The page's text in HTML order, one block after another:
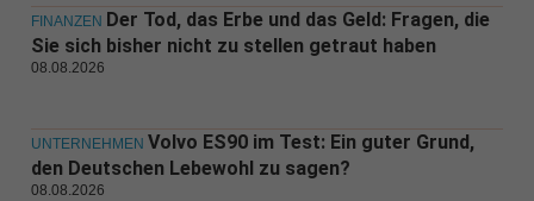
FINANZEN Der Tod, das Erbe und das Geld: Fragen, die
Sie sich bisher nicht zu stellen getraut haben
08.08.2026
UNTERNEHMEN Volvo ES90 im Test: Ein guter Grund,
den Deutschen Lebewohl zu sagen?
08.08.2026